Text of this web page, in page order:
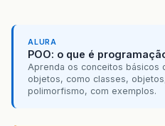
ALURA
POO: o que é
Aprenda os conceitos básicos
objetos, como classes,
polimorfismo, com exemplos.